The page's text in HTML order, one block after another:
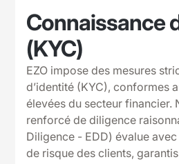
Connaissance
(KYC)
EZO impose des mesures
d’identité (KYC), conformes
élevées du secteur financier.
renforcé de diligence
Diligence - EDD) évalue
de risque des clients,